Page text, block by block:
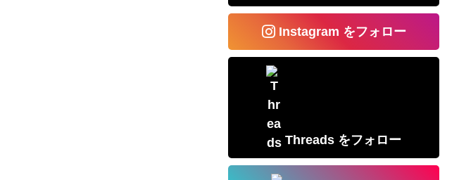
Instagram をフォロー
Threads をフォロー